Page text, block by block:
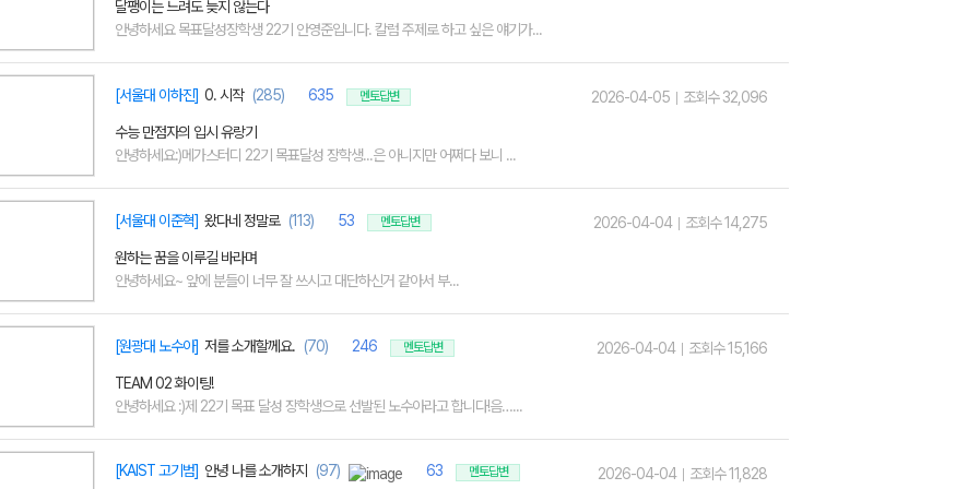
달팽이는 느려도 늦지 않는다
안녕하세요 목표달성장학생 22기 안영준입니다. 칼럼 주제로 하고 싶은 얘기가...
[서울대 이하진] 0. 시작 (285) 635 멘토답변
수능 만점자의 입시 유랑기
안녕하세요:)메가스터디 22기 목표달성 장학생...은 아니지만 어쩌다 보니 ...
2026-04-05 조회수 32,096
[서울대 이준혁] 왔다네 정말로 (113) 53 멘토답변
원하는 꿈을 이루길 바라며
안녕하세요~ 앞에 분들이 너무 잘 쓰시고 대단하신거 같아서 부...
2026-04-04 조회수 14,275
[원광대 노수아] 저를 소개할께요. (70) 246 멘토답변
TEAM 02 화이팅!
안녕하세요 :)제 22기 목표 달성 장학생으로 선발된 노수아라고 합니다!음…...
2026-04-04 조회수 15,166
[KAIST 고기범] 안녕 나를 소개하지 (97) 63 멘토답변 2026-04-04 조회수 11,828